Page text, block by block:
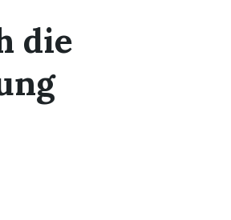
die